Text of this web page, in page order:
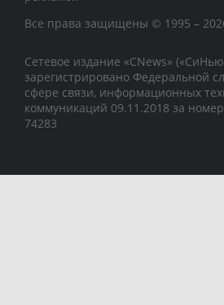
Все права защищены © 1995 –
Сетевое издание «CNews»
зарегистрировано Федеральной
сфере связи, информационных
коммуникаций 09.11.2018 за
74283